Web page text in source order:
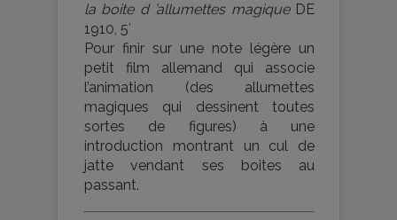
la boite d ’allumettes magiqueDE
1910, 5′
Pour finir sur une note légère un
petit film allemand qui associe
l’animation (des allumettes
magiques qui dessinent toutes
sortes de figures) à une
introduction montrant un cul de
jatte vendant ses boites au
passant.